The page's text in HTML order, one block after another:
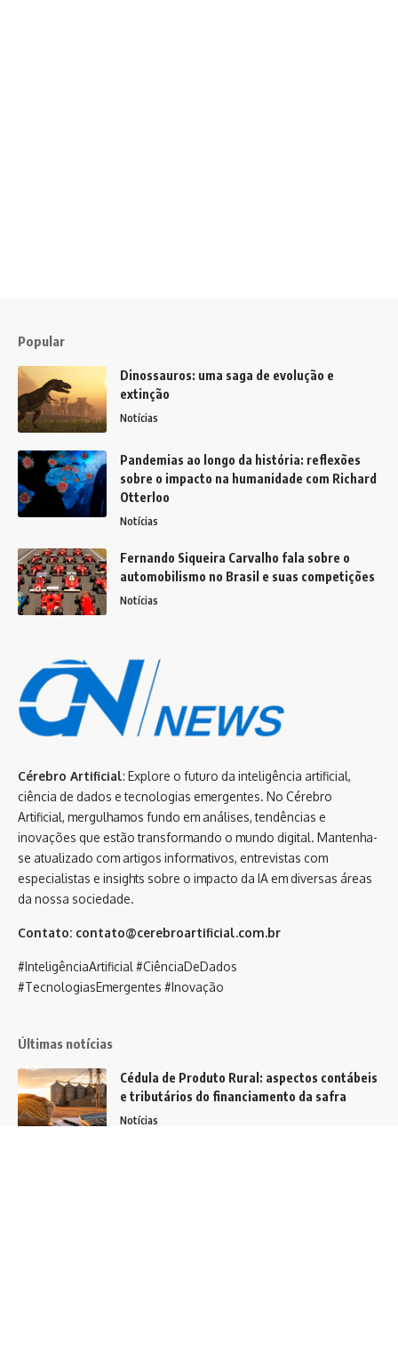
Popular
Dinossauros: uma saga de evolução e
extinção
Notícias
Pandemias ao longo da história: reflexões
sobre o impacto na humanidade com Richard
Otterloo
Notícias
Fernando Siqueira Carvalho fala sobre o
automobilismo no Brasil e suas competições
Notícias
Cérebro Artificial: Explore o futuro da inteligência artificial,
ciência de dados e tecnologias emergentes. No Cérebro
Artificial, mergulhamos fundo em análises, tendências e
inovações que estão transformando o mundo digital. Mantenha-
se atualizado com artigos informativos, entrevistas com
especialistas e insights sobre o impacto da IA em diversas áreas
da nossa sociedade.
Contato: contato@cerebroartificial.com.br
#InteligênciaArtificial #CiênciaDeDados
#TecnologiasEmergentes #Inovação
Últimas notícias
Cédula de Produto Rural: aspectos contábeis
e tributários do financiamento da safra
Notícias